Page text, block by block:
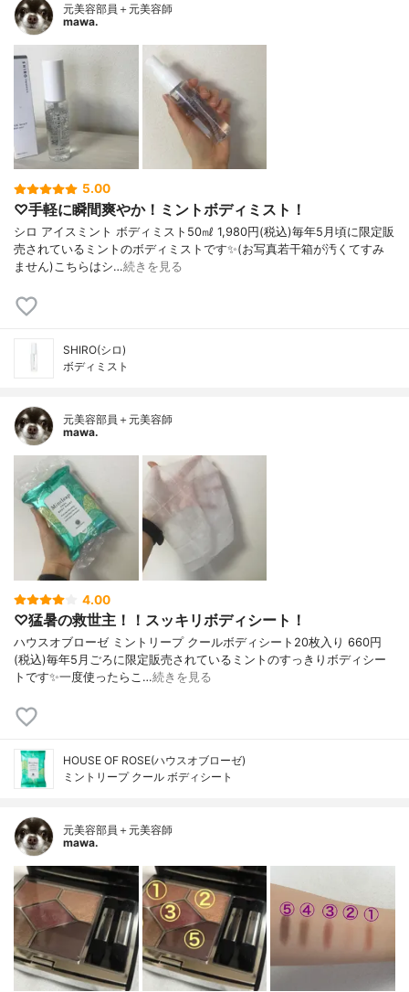
元美容部員＋元美容師
mawa.
5.00
♡手軽に瞬間爽やか！ミントボディミスト！
シロ アイスミント ボディミスト50㎖ 1,980円(税込)毎年5月頃に限定販
売されているミントのボディミストです✨(お写真若干箱が汚くてすみ
ません)こちらはシ…続きを見る
SHIRO(シロ)
ボディミスト
元美容部員＋元美容師
mawa.
4.00
♡猛暑の救世主！！スッキリボディシート！
ハウスオブローゼ ミントリープ クールボディシート20枚入り 660円
(税込)毎年5月ごろに限定販売されているミントのすっきりボディシー
トです✨一度使ったらこ…続きを見る
HOUSE OF ROSE(ハウスオブローゼ)
ミントリープ クール ボディシート
元美容部員＋元美容師
mawa.